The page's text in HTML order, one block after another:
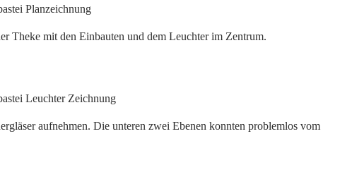
Theke mit den Einbauten und dem Leuchter im Zentrum.
aufnehmen. Die unteren zwei Ebenen konnten problemlos vom